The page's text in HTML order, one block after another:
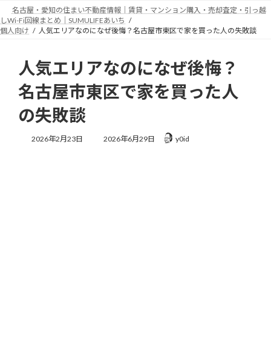
ン
テ
ビ
ゲ
名古屋・愛知の住まい不動産情報｜賃貸・マンション購入・売却査定・引っ越
しWi-Fi回線まとめ｜SUMULIFEあいち
個人向け
人気エリアなのになぜ後悔？名古屋市東区で家を買った人の失敗談
人気エリアなのになぜ後悔？
名古屋市東区で家を買った人
の失敗談
2026年2月23日
最
2026年6月29日 y0id